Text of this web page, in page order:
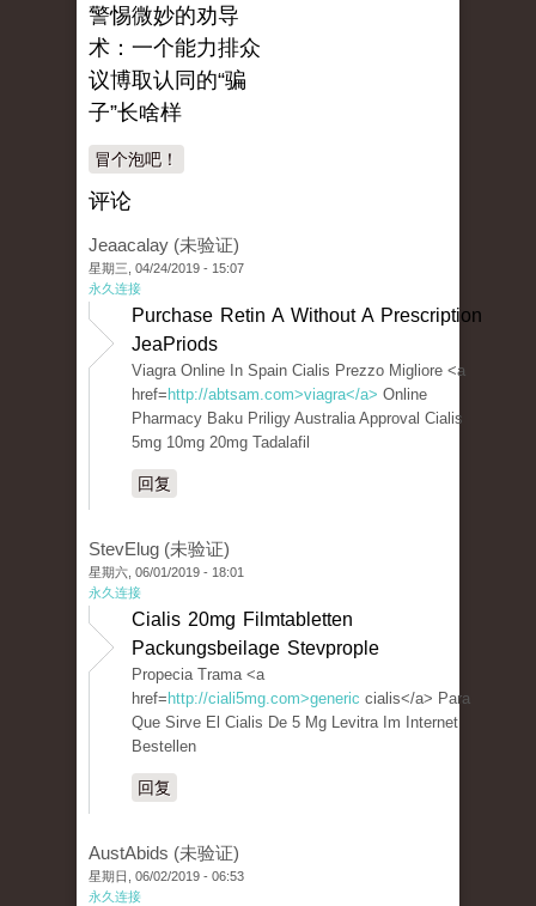
警惕微妙的劝导
术：一个能力排众
议博取认同的“骗
子”长啥样
冒个泡吧！
评论
Jeaacalay (未验证)
星期三, 04/24/2019 - 15:07
永久连接
Purchase Retin A Without A Prescription
JeaPriods
Viagra Online In Spain Cialis Prezzo Migliore <a
href= http://abtsam.com>viagra</a> Online
Pharmacy Baku Priligy Australia Approval Cialis
5mg 10mg 20mg Tadalafil
回复
StevElug (未验证)
星期六, 06/01/2019 - 18:01
永久连接
Cialis 20mg Filmtabletten
Packungsbeilage Stevprople
Propecia Trama <a
href= http://ciali5mg.com>generic cialis</a> Para
Que Sirve El Cialis De 5 Mg Levitra Im Internet
Bestellen
回复
AustAbids (未验证)
星期日, 06/02/2019 - 06:53
永久连接